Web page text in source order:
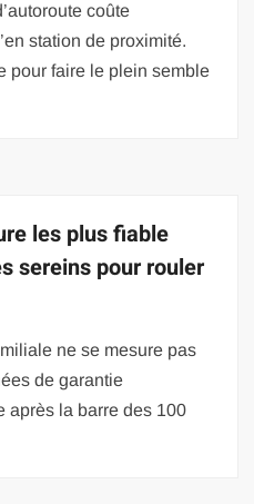
coûte
station de proximité.
pour faire le plein semble
les plus fiable
sereins pour rouler
ne se mesure pas
de garantie
après la barre des 100